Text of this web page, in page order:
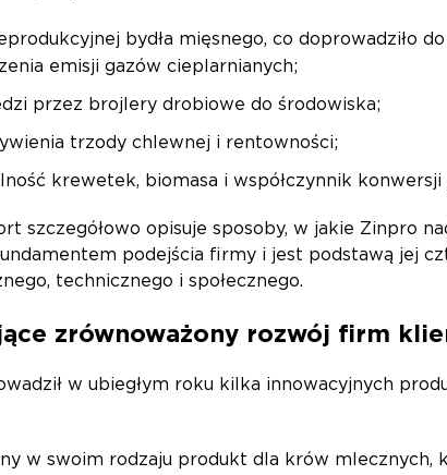
bydła mięsnego, co doprowadziło
emisji gazów cieplarnianych;
przez brojlery drobiowe do środowiska;
trzody chlewnej i rentowności;
krewetek, biomasa i współczynnik konwersji
szczegółowo opisuje sposoby, w jakie Zinpro
podejścia firmy i jest podstawą jej
technicznego i społecznego.
zrównoważony rozwój firm
w ubiegłym roku kilka innowacyjnych
w swoim rodzaju produkt dla krów mlecznych,